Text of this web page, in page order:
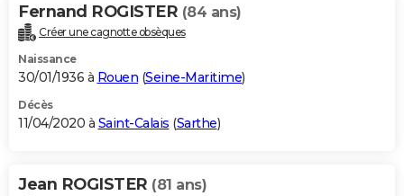
Fernand ROGISTER (84 ans)
Créer une cagnotte obsèques
Naissance
30/01/1936 à Rouen (Seine-Maritime)
Décès
11/04/2020 à Saint-Calais (Sarthe)
Jean ROGISTER (81 ans)